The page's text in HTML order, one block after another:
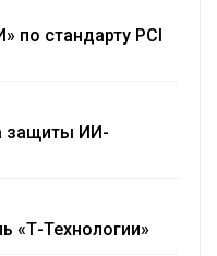
по стандарту PCI
защиты ИИ-
«Т-Технологии»